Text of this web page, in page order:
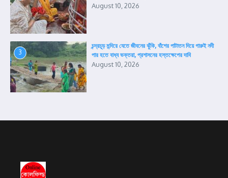
August 10, 2026
3
চন্দ্রচূড় মন্দিরে যেতে জীবনের ঝুঁকি, বাঁশের পাটাতন দিয়ে গারুই নদী
পার হতে বাধ্য ভক্তরা, প্রশাসনের হস্তক্ষেপের দাবি
August 10, 2026